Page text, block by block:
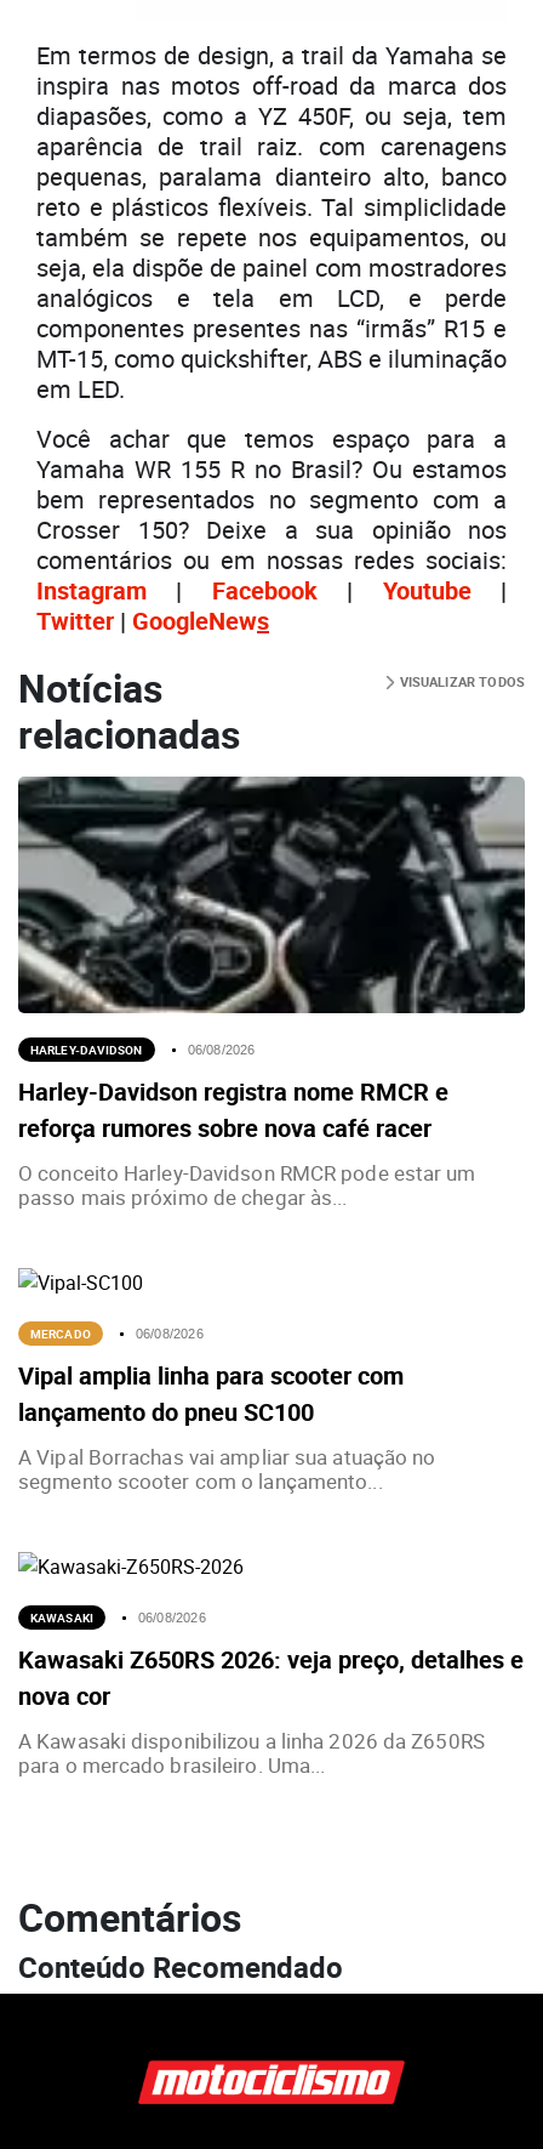
Em termos de design, a trail da Yamaha se
inspira nas motos off-road da marca dos
diapasões, como a YZ 450F, ou seja, tem
aparência de trail raiz. com carenagens
pequenas, paralama dianteiro alto, banco
reto e plásticos flexíveis. Tal simpliclidade
também se repete nos equipamentos, ou
seja, ela dispõe de painel com mostradores
analógicos e tela em LCD, e perde
componentes presentes nas “irmãs” R15 e
MT-15, como quickshifter, ABS e iluminação
em LED.
Você achar que temos espaço para a
Yamaha WR 155 R no Brasil? Ou estamos
bem representados no segmento com a
Crosser 150? Deixe a sua opinião nos
comentários ou em nossas redes sociais:
Instagram | Facebook| Youtube|
Twitter | GoogleNews
Notícias
relacionadas
VISUALIZAR TODOS
HARLEY-DAVIDSON 06/08/2026
Harley-Davidson registra nome RMCR e
reforça rumores sobre nova café racer
O conceito Harley-Davidson RMCR pode estar um
passo mais próximo de chegar às...
MERCADO 06/08/2026
Vipal amplia linha para scooter com
lançamento do pneu SC100
A Vipal Borrachas vai ampliar sua atuação no
segmento scooter com o lançamento...
KAWASAKI 06/08/2026
Kawasaki Z650RS 2026: veja preço, detalhes e
nova cor
A Kawasaki disponibilizou a linha 2026 da Z650RS
para o mercado brasileiro. Uma...
Comentários
Conteúdo Recomendado